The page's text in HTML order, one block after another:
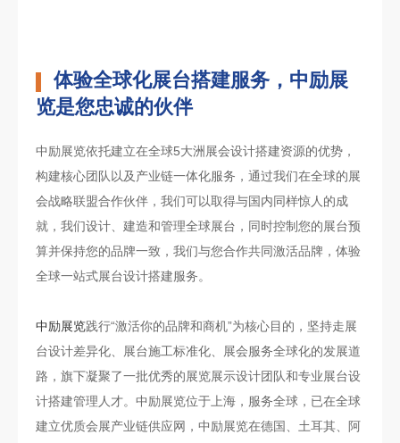
体验全球化展台搭建服务，中励展
览是您忠诚的伙伴
中励展览依托建立在全球5大洲展会设计搭建资源的优势，
构建核心团队以及产业链一体化服务，通过我们在全球的展
会战略联盟合作伙伴，我们可以取得与国内同样惊人的成
就，我们设计、建造和管理全球展台，同时控制您的展台预
算并保持您的品牌一致，我们与您合作共同激活品牌，体验
全球一站式展台设计搭建服务。
中励展览践行“激活你的品牌和商机”为核心目的，坚持走展
台设计差异化、展台施工标准化、展会服务全球化的发展道
路，旗下凝聚了一批优秀的展览展示设计团队和专业展台设
计搭建管理人才。中励展览位于上海，服务全球，已在全球
建立优质会展产业链供应网，中励展览在德国、土耳其、阿